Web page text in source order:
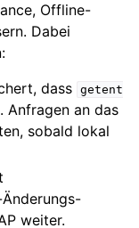
Offline-
Dabei
dass getent
Anfragen an das
sobald lokal
weiter.